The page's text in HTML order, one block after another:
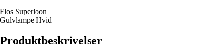
Flos Superloon
Gulvlampe Hvid
Produktbeskrivelser